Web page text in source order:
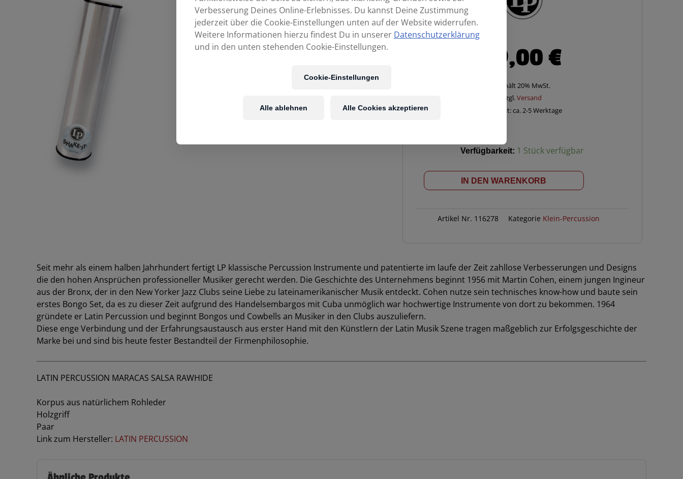
89,00€
Enthält 20% MwSt.
zzgl.Versand
Lieferzeit: ca. 2-5 Werktage
Verfügbarkeit: 1 Stück verfügbar
RH
LATIN
SALSA
IN DEN WARENKORB
Artikel Nr. 116278 Kategorie Klein-Percussion
Seit mehr als einem halben Jahrhundert fertigt LP klassische Percussion Instrumente und patentierte im laufe der Zeit zahllose Verbesserungen und Designs
die den hohen Ansprüchen professioneller Musiker gerecht werden. Die Geschichte des Unternehmens beginnt 1956 mit Martin Cohen, einem jungen Ingineur
aus der Bronx, der in den New Yorker Jazz Clubs seine Liebe zu lateinamerikanischer Musik entdeckt. Cohen nutze sein technisches know-how und baute sein
erstes Bongo Set, da es zu dieser Zeit aufgrund des Handelsembargos mit Cuba unmöglich war hochwertige Instrumente von dort zu bekommen. 1964
gründete er Latin Percussion und beginnt Bongos und Cowbells an Musiker in den Clubs auszuliefern.
Diese enge Verbindung und der Erfahrungsaustausch aus erster Hand mit den Künstlern der Latin Musik Szene tragen maßgeblich zur Erfolgsgeschichte der
Marke bei und sind bis heute fester Bestandteil der Firmenphilosophie.
LATIN PERCUSSION MARACAS SALSA RAWHIDE
Korpus aus natürlichem Rohleder
Holzgriff
Paar
Link zum Hersteller: LATIN PERCUSSION
Verbesserung Deines Online-Erlebnisses. Du kannst Deine Zustimmung
jederzeit über die Cookie-Einstellungen unten auf der Website widerrufen.
Weitere Informationen hierzu findest Du in unserer Datenschutzerklärung
und in den unten stehenden Cookie-Einstellungen.
Cookie-Einstellungen
Alle ablehnen Alle Cookies akzeptieren